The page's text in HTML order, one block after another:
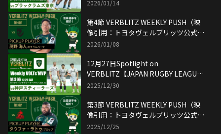
2026/01/14
第4節 VERBLITZ WEEKLY PUSH（映
像引用：トヨタヴェルブリッツ公式
YouTubeチャンネル）
2026/01/08
12月27日Spotlight on
VERBLITZ【JAPAN RUGBY LEAGUE
ONE】映像引用：トヨタヴェルブリッ
2025/12/30
第3節 VERBLITZ WEEKLY PUSH（映
像引用：トヨタヴェルブリッツ公式
YouTubeチャンネル）
2025/12/25